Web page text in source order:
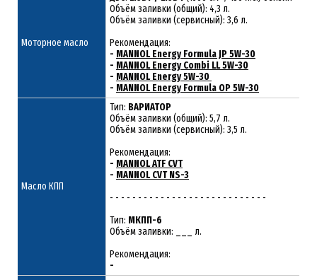
Моторное масло
Объём заливки (общий): 4,3 л.
Объём заливки (сервисный): 3,6 л.
Рекомендация:
- MANNOL Energy Formula JP 5W-30
- MANNOL Energy Combi LL 5W-30
- MANNOL Energy 5W-30
- MANNOL Energy Formula OP 5W-30
Масло КПП
Тип: ВАРИАТОР
Объём заливки (общий): 5,7 л.
Объём заливки (сервисный): 3,5 л.
Рекомендация:
- MANNOL ATF CVT
- MANNOL CVT NS-3
- - - - - - - - - - - - - - - - - - - - - - - - - - - -
Тип: МКПП-6
Объём заливки: ___ л.
Рекомендация:
-